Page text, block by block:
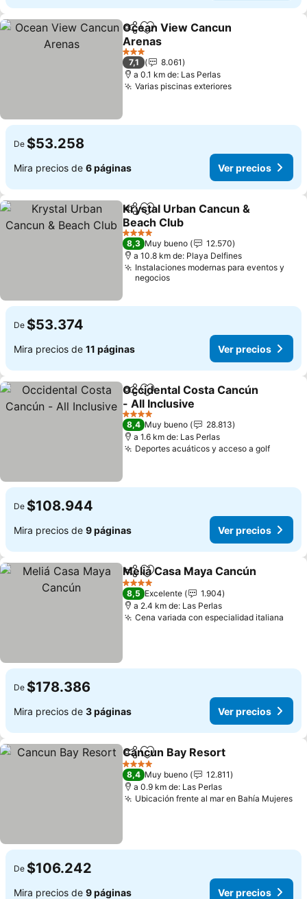
CompartirAgregar a favoritos
Ocean View Cancun
Arenas
3 Estrellas
7,1
8.061
a 0.1 km de: Las Perlas
Varias piscinas exteriores
De $53.258
Mira precios de 6 páginas Ver precios
CompartirAgregar a favoritos
Krystal Urban Cancun &
Beach Club
4 Estrellas
8,3 Muy bueno
12.570
a 10.8 km de: Playa Delfines
Instalaciones modernas para eventos y
negocios
De $53.374
Mira precios de 11 páginas Ver precios
CompartirAgregar a favoritos
Occidental Costa Cancún
- All Inclusive
4 Estrellas
8,4 Muy bueno
28.813
a 1.6 km de: Las Perlas
Deportes acuáticos y acceso a golf
De $108.944
Mira precios de 9 páginas Ver precios
CompartirAgregar a favoritos
Meliá Casa Maya Cancún
4 Estrellas
8,5 Excelente
1.904
a 2.4 km de: Las Perlas
Cena variada con especialidad italiana
De $178.386
Mira precios de 3 páginas Ver precios
CompartirAgregar a favoritos
Cancun Bay Resort
4 Estrellas
8,4 Muy bueno
12.811
a 0.9 km de: Las Perlas
Ubicación frente al mar en Bahía Mujeres
De $106.242
Mira precios de 9 páginas Ver precios